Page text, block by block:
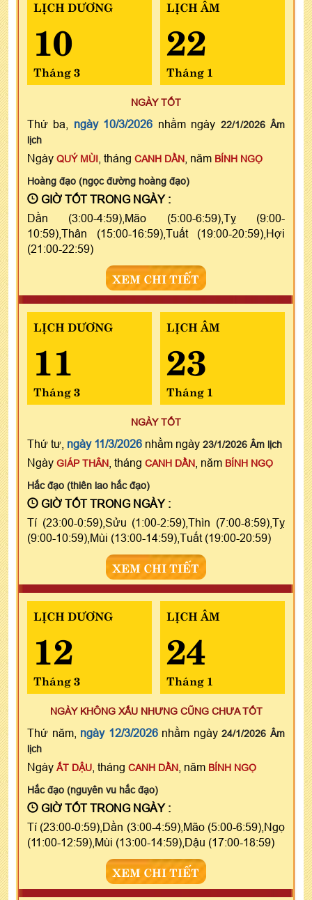
LỊCH DƯƠNG
10
Tháng 3
LỊCH ÂM
22
Tháng 1
NGÀY TỐT
Thứ ba, ngày 10/3/2026 nhằm ngày 22/1/2026 Âm
lịch
Ngày QUÝ MÙI , tháng CANH DẦN , năm BÍNH NGỌ
Hoàng đạo (ngọc đường hoàng đạo)
GIỜ TỐT TRONG NGÀY :
Dần (3:00-4:59),Mão (5:00-6:59),Tỵ (9:00-
10:59),Thân (15:00-16:59),Tuất (19:00-20:59),Hợi
(21:00-22:59)
XEM CHI TIẾT
LỊCH DƯƠNG
11
Tháng 3
LỊCH ÂM
23
Tháng 1
NGÀY TỐT
Thứ tư, ngày 11/3/2026 nhằm ngày 23/1/2026 Âm lịch
Ngày GIÁP THÂN , tháng CANH DẦN , năm BÍNH NGỌ
Hắc đạo (thiên lao hắc đạo)
GIỜ TỐT TRONG NGÀY :
Tí (23:00-0:59),Sửu (1:00-2:59),Thìn (7:00-8:59),Tỵ
(9:00-10:59),Mùi (13:00-14:59),Tuất (19:00-20:59)
XEM CHI TIẾT
LỊCH DƯƠNG
12
Tháng 3
LỊCH ÂM
24
Tháng 1
NGÀY KHÔNG XẤU NHƯNG CŨNG CHƯA TỐT
Thứ năm, ngày 12/3/2026nhằm ngày24/1/2026 Âm
lịch
Ngày ẤT DẬU , tháng CANH DẦN , năm BÍNH NGỌ
Hắc đạo (nguyên vu hắc đạo)
GIỜ TỐT TRONG NGÀY :
Tí (23:00-0:59),Dần (3:00-4:59),Mão (5:00-6:59),Ngọ
(11:00-12:59),Mùi (13:00-14:59),Dậu (17:00-18:59)
XEM CHI TIẾT